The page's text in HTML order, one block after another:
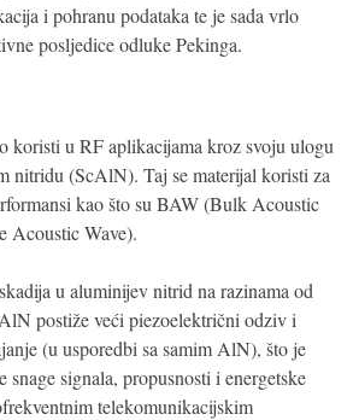
i pohranu podataka te je sada vrlo
posljedice odluke Pekinga.
koristi u RF aplikacijama kroz svoju ulogu
nitridu (ScAlN). Taj se materijal koristi za
kao što su BAW (Bulk Acoustic
Acoustic Wave).
u aluminijev nitrid na razinama od
postiže veći piezoelektrični odziv i
(u usporedbi sa samim AlN), što je
signala, propusnosti i energetske
telekomunikacijskim